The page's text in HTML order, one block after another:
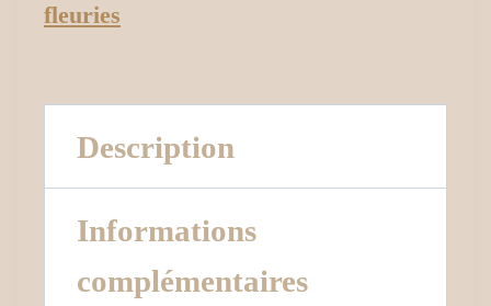
fleuries
Description
Informations
complémentaires